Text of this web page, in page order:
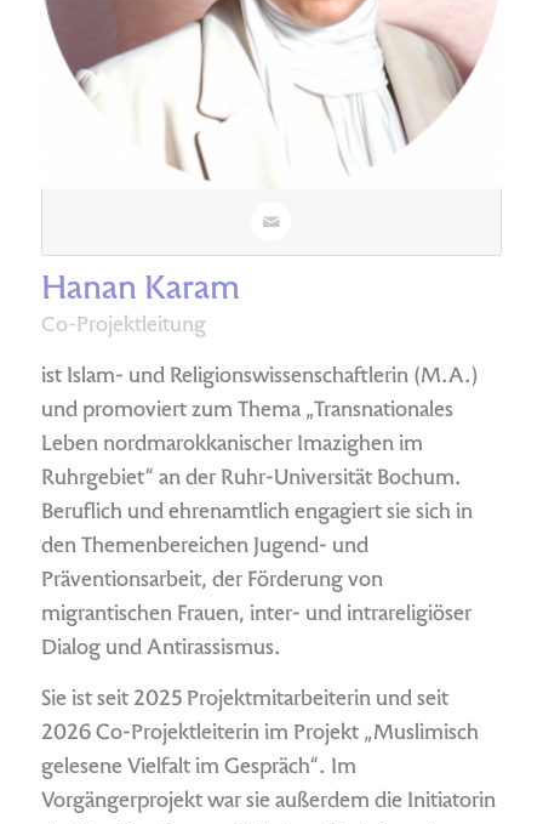
Hanan Karam
Co-Projektleitung
ist Islam- und Religionswissenschaftlerin (M.A.)
und promoviert zum Thema „Transnationales
Leben nordmarokkanischer Imazighen im
Ruhrgebiet“ an der Ruhr-Universität Bochum.
Beruflich und ehrenamtlich engagiert sie sich in
den Themenbereichen Jugend- und
Präventionsarbeit, der Förderung von
migrantischen Frauen, inter- und intrareligiöser
Dialog und Antirassismus.
Sie ist seit 2025 Projektmitarbeiterin und seit
2026 Co-Projektleiterin im Projekt „Muslimisch
gelesene Vielfalt im Gespräch“. Im
Vorgängerprojekt war sie außerdem die Initiatorin